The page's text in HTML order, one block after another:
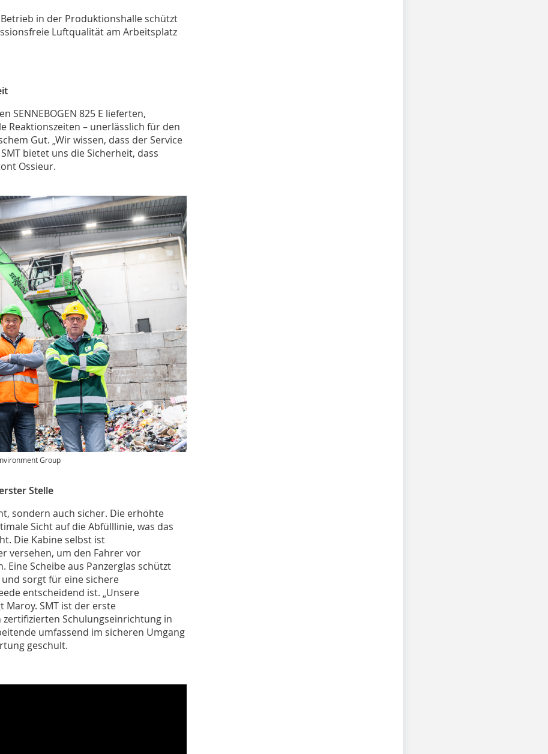
in der Produktionshalle schützt
Luftqualität am Arbeitsplatz
SENNEBOGEN 825 E lieferten,
Reaktionszeiten – unerlässlich für den
Gut. „Wir wissen, dass der Service
bietet uns die Sicherheit, dass
Ossieur.
Group
Stelle
sondern auch sicher. Die erhöhte
Sicht auf die Abfülllinie, was das
Die Kabine selbst ist
versehen, um den Fahrer vor
Eine Scheibe aus Panzerglas schützt
sorgt für eine sichere
entscheidend ist. „Unsere
SMT ist der erste
Schulungseinrichtung in
umfassend im sicheren Umgang
geschult.